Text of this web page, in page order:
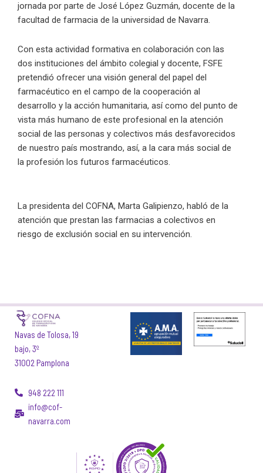
jornada por parte de José López Guzmán, docente de la
facultad de farmacia de la universidad de Navarra.
Con esta actividad formativa en colaboración con las
dos instituciones del ámbito colegial y docente, FSFE
pretendió ofrecer una visión general del papel del
farmacéutico en el campo de la cooperación al
desarrollo y la acción humanitaria, así como del punto de
vista más humano de este profesional en la atención
social de las personas y colectivos más desfavorecidos
de nuestro país mostrando, así, a la cara más social de
la profesión los futuros farmacéuticos.
La presidenta del COFNA, Marta Galipienzo, habló de la
atención que prestan las farmacias a colectivos en
riesgo de exclusión social en su intervención.
Navas de Tolosa, 19
bajo, 3º
31002 Pamplona
948 222 111
info@cof-
navarra.com